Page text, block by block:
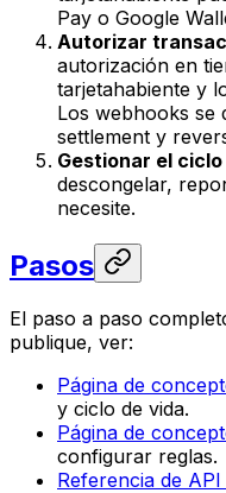
Pay o Google
Autorizar
autorización en
tarjetahabiente y
Los webhooks se
settlement y
Gestionar el
descongelar,
necesite.
Pasos
El paso a paso
publique, ver:
Página de
y ciclo de vida.
Página de
configurar reglas.
Referencia de